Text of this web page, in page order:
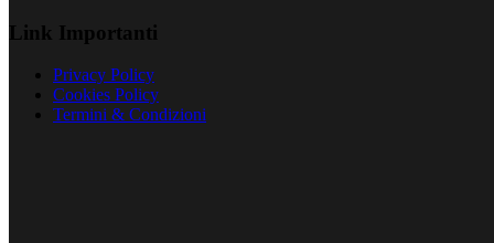
Link Importanti
Privacy Policy
Cookies Policy
Termini & Condizioni